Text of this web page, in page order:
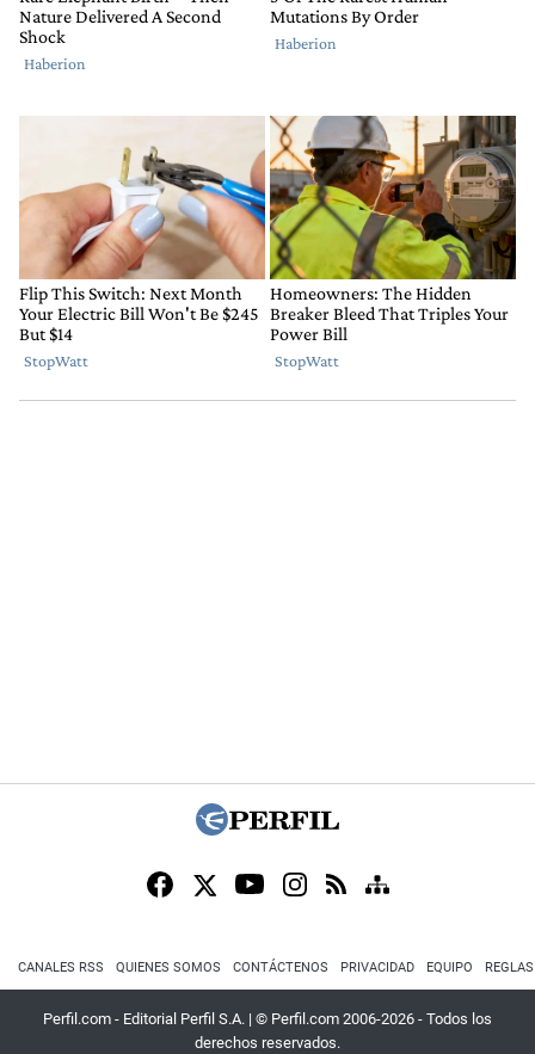
CANALES RSS QUIENES SOMOS CONTÁCTENOS PRIVACIDAD EQUIPO
Perfil.com - Editorial Perfil S.A. | © Perfil.com 2006-2026 - Todos los
derechos reservados.